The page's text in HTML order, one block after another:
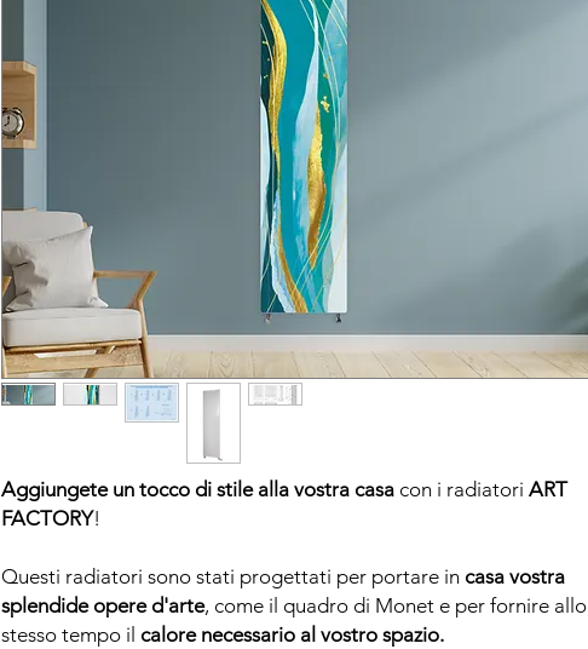
Aggiungete un tocco di stile alla vostra casa con i radiatori ART
FACTORY!
Questi radiatori sono stati progettati per portare in casa vostra
splendide opere d'arte, come il quadro di Monet e per fornire allo
stesso tempo il calore necessario al vostro spazio.